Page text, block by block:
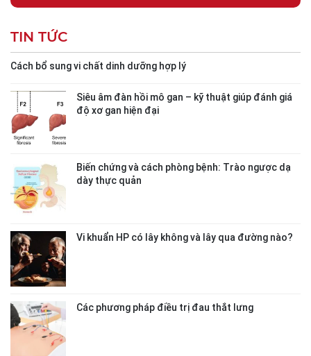
TIN TỨC
Cách bổ sung vi chất dinh dưỡng hợp lý
Siêu âm đàn hồi mô gan – kỹ thuật giúp đánh giá
độ xơ gan hiện đại
Biến chứng và cách phòng bệnh: Trào ngược dạ
dày thực quản
Vi khuẩn HP có lây không và lây qua đường nào?
Các phương pháp điều trị đau thắt lưng